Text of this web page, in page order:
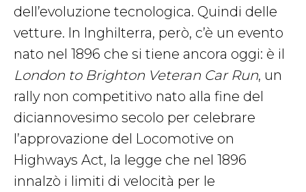
dell’evoluzione tecnologica. Quindi delle
vetture. In Inghilterra, però, c’è un evento
nato nel 1896 che si tiene ancora oggi: è il
London to Brighton Veteran Car Run, un
rally non competitivo nato alla fine del
diciannovesimo secolo per celebrare
l’approvazione del Locomotive on
Highways Act, la legge che nel 1896
innalzò i limiti di velocità per le